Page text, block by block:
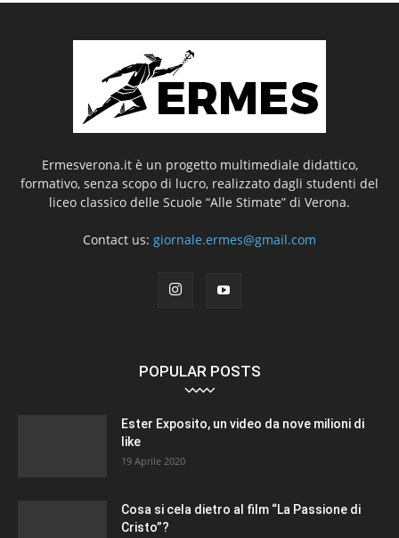
Ermesverona.it è un progetto multimediale didattico,
formativo, senza scopo di lucro, realizzato dagli studenti del
liceo classico delle Scuole “Alle Stimate” di Verona.
Contact us: giornale.ermes@gmail.com
POPULAR POSTS
Ester Exposito, un video da nove milioni di
like
19 Aprile 2020
Cosa si cela dietro al film “La Passione di
Cristo”?